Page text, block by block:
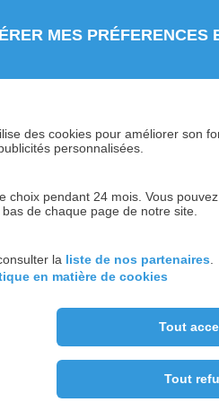
d'un SIRH, de réseaux
peut faciliter la
plus transparents et
la transparence et
pour créer un
de comprendre leurs
en amont. Pour ce
: Ce sont des
son ressenti, de ses
équipe ou l'organisation de
enquêtes de satisfaction, des
MES PRÉFERENCES
des cookies pour améliorer son
personnalisées.
choix pendant 24 mois. Vous
de chaque page de notre site.
la liste de nos partenaires.
en matière de cookies
Tout
Tout